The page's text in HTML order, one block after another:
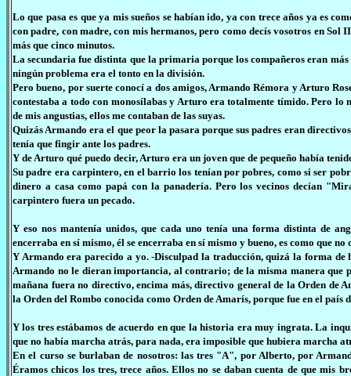
Lo que pasa es que ya mis sueños se habían ido, ya con trece años ya es
con padre, con madre, con mis hermanos, pero como decís vosotros en Sol
más que cinco minutos.
La secundaria fue distinta que la primaria porque los compañeros eran
ningún problema era el tonto en la división.
Pero bueno, por suerte conocí a dos amigos, Armando Rémora y Arturo
contestaba a todo con monosílabas y Arturo era totalmente tímido. Pero lo
de mis angustias, ellos me contaban de las suyas.
Quizás Armando era el que peor la pasara porque sus padres eran
tenía que fingir ante los padres.
Y de Arturo qué puedo decir, Arturo era un joven que de pequeño había
Su padre era carpintero, en el barrio los tenían por pobres, como si ser
dinero a casa como papá con la panadería. Pero los vecinos decían
carpintero fuera un pecado.
Y eso nos mantenía unidos, que cada uno tenía una forma distinta de
encerraba en sí mismo, él se encerraba en sí mismo y bueno, es como que
Y Armando era parecido a yo. -Disculpad la traducción, quizá la forma
Armando no le dieran importancia, al contrario; de la misma manera que
mañana fuera no directivo, encima más, directivo general de la Orden de
la Orden del Rombo conocida como Orden de Amarís, porque fue en el país
Y los tres estábamos de acuerdo en que la historia era muy ingrata. La
que no había marcha atrás, para nada, era imposible que hubiera marcha
En el curso se burlaban de nosotros: las tres "A", por Alberto, por
Éramos chicos los tres, trece años. Ellos no se daban cuenta de que